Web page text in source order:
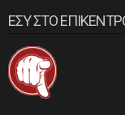
ΕΣΥ ΣΤΟ